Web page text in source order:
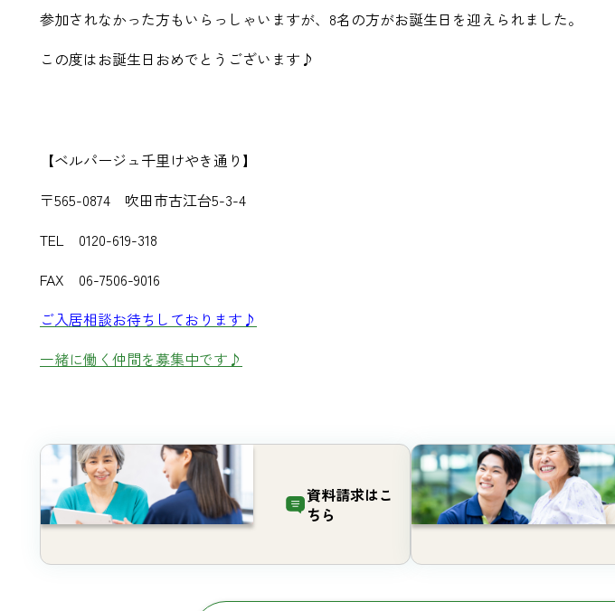
参加されなかった方もいらっしゃいますが、8名の方がお誕生日を迎えられました。
この度はお誕生日おめでとうございます♪
【ベルパージュ千里けやき通り】
〒565-0874 吹田市古江台5-3-4
TEL 0120-619-318
FAX 06-7506-9016
ご入居相談お待ちしております♪
一緒に働く仲間を募集中です♪
資料請求はこ
ちら